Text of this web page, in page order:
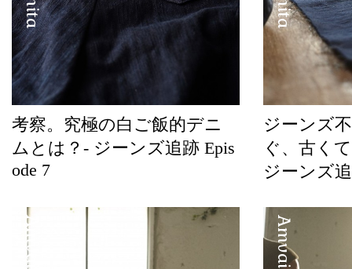
考察。究極の白ご飯的デニ
ムとは？- ジーンズ追跡 Epis
ode 7
ジーンズ
ぐ、古く
ジーンズ
Amvai Amvai